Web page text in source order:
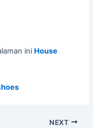
ini House
NEXT